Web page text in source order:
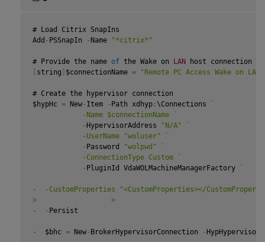
# Load Citrix SnapIns
Add - PSSnapIn - Name "*citrix*"
# Provide the name of the Wake on LAN
[ string ] $connectionName = "Remote PC Access Wake on LAN"
# Create the hypervisor connection
$hypHc = New- Item - Path xdhyp : \Connections
`
            -Name $connectionName
`
-HypervisorAddress "N/A"
`
            -UserName "woluser"
`
- Password "wolpwd"
`
            -ConnectionType Custom
`
- PluginId VdaWOLMachineManagerFactory `
-  -CustomProperties "<CustomProperties></
>
>
-
- Persist
-
  $bhc
= New- BrokerHypervisorConnection -